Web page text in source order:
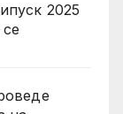
2025